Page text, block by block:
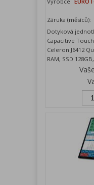
Záruka (měsíců):
Dotyková
Capacitive Touch
Celeron J6412
RAM, SSD